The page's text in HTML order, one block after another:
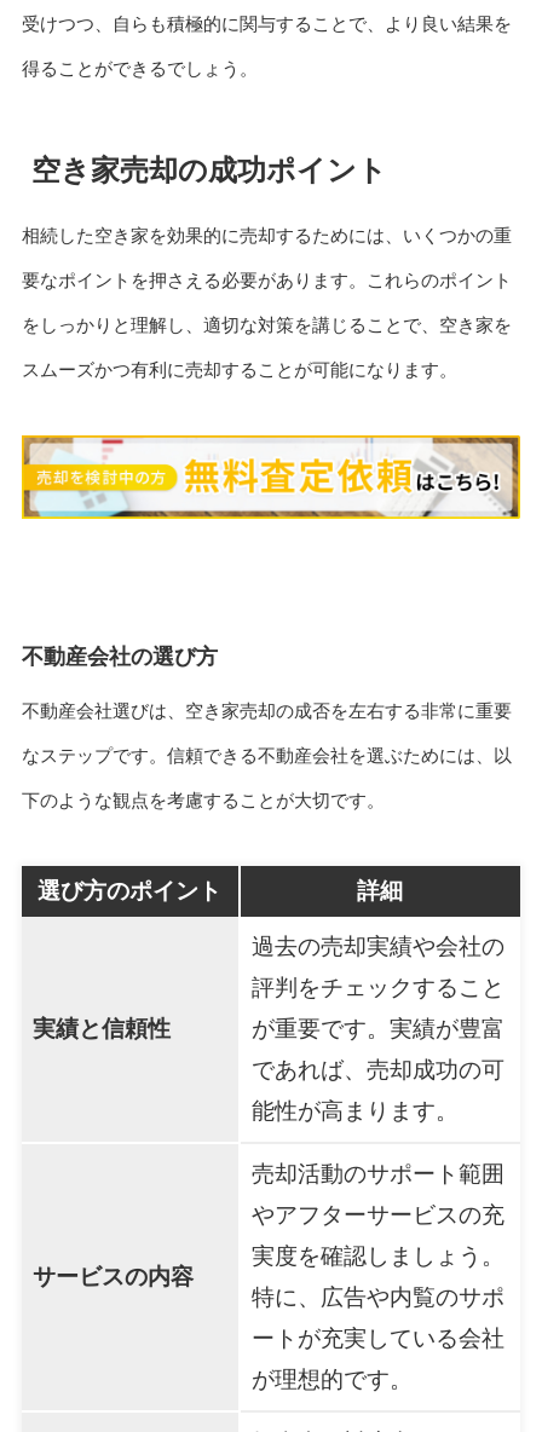
受けつつ、自らも積極的に関与することで、より良い結果を
得ることができるでしょう。
空き家売却の成功ポイント
相続した空き家を効果的に売却するためには、いくつかの重
要なポイントを押さえる必要があります。これらのポイント
をしっかりと理解し、適切な対策を講じることで、空き家を
スムーズかつ有利に売却することが可能になります。
不動産会社の選び方
不動産会社選びは、空き家売却の成否を左右する非常に重要
なステップです。信頼できる不動産会社を選ぶためには、以
下のような観点を考慮することが大切です。
選び方のポイント 詳細
実績と信頼性
過去の売却実績や会社の
評判をチェックすること
が重要です。実績が豊富
であれば、売却成功の可
能性が高まります。
サービスの内容
売却活動のサポート範囲
やアフターサービスの充
実度を確認しましょう。
特に、広告や内覧のサポ
ートが充実している会社
が理想的です。